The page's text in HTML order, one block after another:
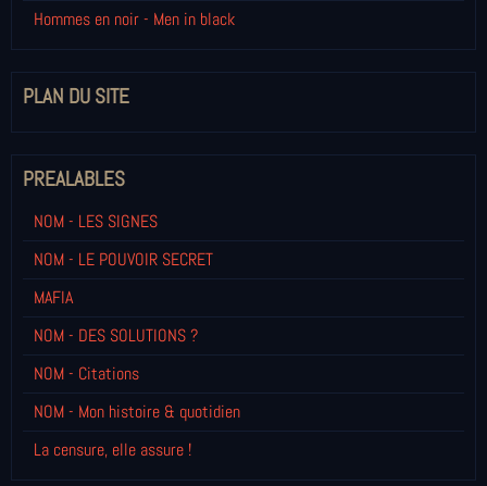
Hommes en noir - Men in black
PLAN DU SITE
PREALABLES
NOM - LES SIGNES
NOM - LE POUVOIR SECRET
MAFIA
NOM - DES SOLUTIONS ?
NOM - Citations
NOM - Mon histoire & quotidien
La censure, elle assure !